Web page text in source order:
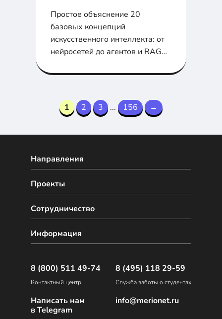
Простое объяснение 20
базовых концепций
искусственного интеллекта: от
нейросетей до агентов и RAG
1 2 3 ... 156 →
Направления
Сотрудничество
Проекты
Информация
8 (800) 511 49-74
Контактный центр
Написать нам
в Telegram
8 (495) 118 29-59
Служба заботы о студентах
info@merionet.ru